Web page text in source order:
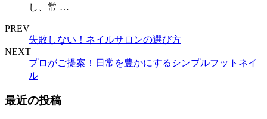
し、常 …
PREV
失敗しない！ネイルサロンの選び方
NEXT
プロがご提案！日常を豊かにするシンプルフットネイ
ル
最近の投稿